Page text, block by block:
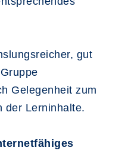
gut
Gelegenheit zum
der Lerninhalte.